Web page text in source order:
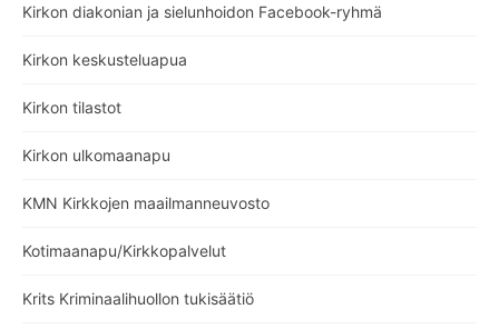
Kirkon diakonian ja sielunhoidon Facebook-ryhmä
Kirkon keskusteluapua
Kirkon tilastot
Kirkon ulkomaanapu
KMN Kirkkojen maailmanneuvosto
Kotimaanapu/Kirkkopalvelut
Krits Kriminaalihuollon tukisäätiö